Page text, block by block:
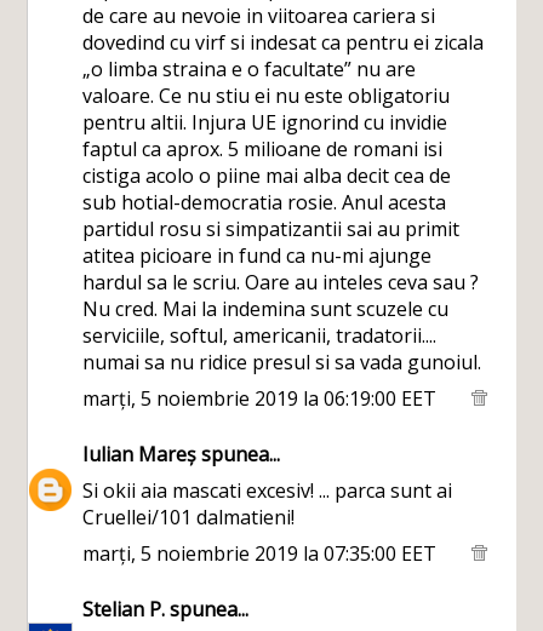
de care au nevoie in viitoarea cariera si
dovedind cu virf si indesat ca pentru ei zicala
„o limba straina e o facultate” nu are
valoare. Ce nu stiu ei nu este obligatoriu
pentru altii. Injura UE ignorind cu invidie
faptul ca aprox. 5 milioane de romani isi
cistiga acolo o piine mai alba decit cea de
sub hotial-democratia rosie. Anul acesta
partidul rosu si simpatizantii sai au primit
atitea picioare in fund ca nu-mi ajunge
hardul sa le scriu. Oare au inteles ceva sau ?
Nu cred. Mai la indemina sunt scuzele cu
serviciile, softul, americanii, tradatorii....
numai sa nu ridice presul si sa vada gunoiul.
marți, 5 noiembrie 2019 la 06:19:00 EET
Iulian Mareșspunea...
Si okii aia mascati excesiv! ... parca sunt ai
Cruellei/101 dalmatieni!
marți, 5 noiembrie 2019 la 07:35:00 EET
Stelian P.spunea...